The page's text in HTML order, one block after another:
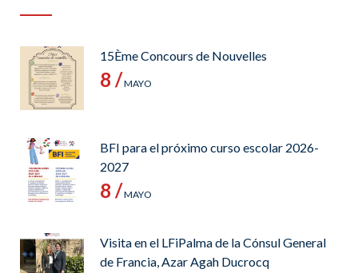
15Ème Concours de Nouvelles
8 /MAYO
BFI para el próximo curso escolar 2026-
2027
8 /MAYO
Visita en el LFiPalma de la Cónsul General
de Francia, Azar Agah Ducrocq